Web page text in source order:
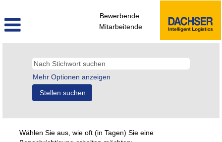
Bewerbende
Mitarbeitende
Mehr Optionen anzeigen
Wählen Sie aus, wie oft (in Tagen) Sie eine